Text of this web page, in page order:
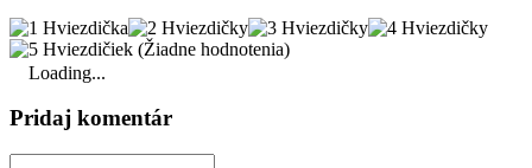
(Žiadne hodnotenia)
Loading...
Pridaj komentár